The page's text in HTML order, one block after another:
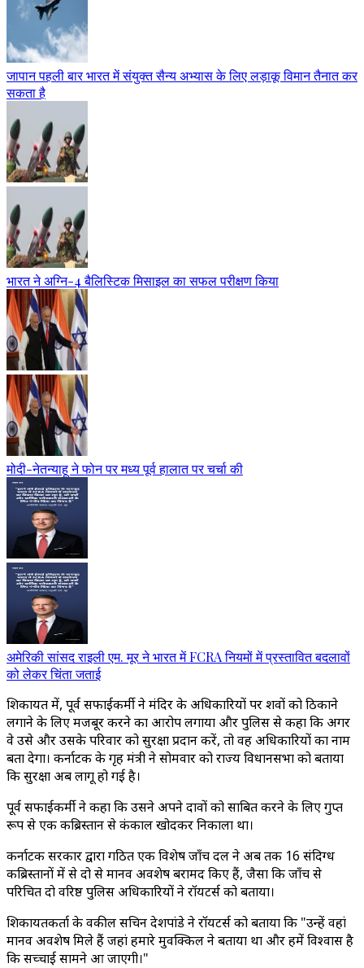
जापान पहली बार भारत में संयुक्त सैन्य अभ्यास के लिए लड़ाकू विमान तैनात कर
सकता है
भारत ने अग्नि-4 बैलिस्टिक मिसाइल का सफल परीक्षण किया
मोदी-नेतन्याहू ने फोन पर मध्य पूर्व हालात पर चर्चा की
अमेरिकी सांसद राइली एम. मूर ने भारत में FCRA नियमों में प्रस्तावित बदलावों
को लेकर चिंता जताई
शिकायत में, पूर्व सफाईकर्मी ने मंदिर के अधिकारियों पर शवों को ठिकाने
लगाने के लिए मजबूर करने का आरोप लगाया और पुलिस से कहा कि अगर
वे उसे और उसके परिवार को सुरक्षा प्रदान करें, तो वह अधिकारियों का नाम
बता देगा। कर्नाटक के गृह मंत्री ने सोमवार को राज्य विधानसभा को बताया
कि सुरक्षा अब लागू हो गई है।
पूर्व सफाईकर्मी ने कहा कि उसने अपने दावों को साबित करने के लिए गुप्त
रूप से एक कब्रिस्तान से कंकाल खोदकर निकाला था।
कर्नाटक सरकार द्वारा गठित एक विशेष जाँच दल ने अब तक 16 संदिग्ध
कब्रिस्तानों में से दो से मानव अवशेष बरामद किए हैं, जैसा कि जाँच से
परिचित दो वरिष्ठ पुलिस अधिकारियों ने रॉयटर्स को बताया।
शिकायतकर्ता के वकील सचिन देशपांडे ने रॉयटर्स को बताया कि "उन्हें वहां
मानव अवशेष मिले हैं जहां हमारे मुवक्किल ने बताया था और हमें विश्वास है
कि सच्चाई सामने आ जाएगी।"